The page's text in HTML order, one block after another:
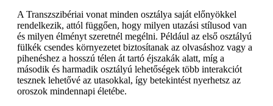
A Transzszibériai vonat minden osztálya saját előnyökkel
rendelkezik, attól függően, hogy milyen utazási stílusod van
és milyen élményt szeretnél megélni. Például az első osztályú
fülkék csendes környezetet biztosítanak az olvasáshoz vagy a
pihenéshez a hosszú télen át tartó éjszakák alatt, míg a
második és harmadik osztályú lehetőségek több interakciót
tesznek lehetővé az utasokkal, így betekintést nyerhetsz az
oroszok mindennapi életébe.